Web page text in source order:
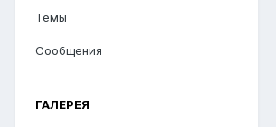
Темы
Сообщения
ГАЛЕРЕЯ